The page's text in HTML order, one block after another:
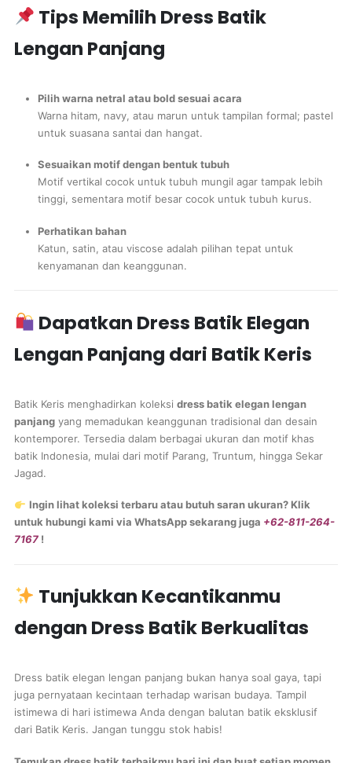
Tips Memilih Dress Batik
Lengan Panjang
Pilih warna netral atau bold sesuai acara
Warna hitam, navy, atau marun untuk tampilan formal; pastel
untuk suasana santai dan hangat.
Sesuaikan motif dengan bentuk tubuh
Motif vertikal cocok untuk tubuh mungil agar tampak lebih
tinggi, sementara motif besar cocok untuk tubuh kurus.
Perhatikan bahan
Katun, satin, atau viscose adalah pilihan tepat untuk
kenyamanan dan keanggunan.
Dapatkan Dress Batik Elegan
Lengan Panjang dari Batik Keris
Batik Keris menghadirkan koleksi dress batik elegan lengan
panjangyang memadukan keanggunan tradisional dan desain
kontemporer. Tersedia dalam berbagai ukuran dan motif khas
batik Indonesia, mulai dari motif Parang, Truntum, hingga Sekar
Jagad.
Ingin lihat koleksi terbaru atau butuh saran ukuran? Klik
untuk hubungi kami via WhatsApp sekarang juga +62-811-264-
7167 !
Tunjukkan Kecantikanmu
dengan Dress Batik Berkualitas
Dress batik elegan lengan panjang bukan hanya soal gaya, tapi
juga pernyataan kecintaan terhadap warisan budaya. Tampil
istimewa di hari istimewa Anda dengan balutan batik eksklusif
dari Batik Keris. Jangan tunggu stok habis!